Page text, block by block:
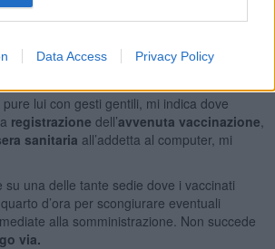
Data Access Privacy Policy
della vaccinazione che riporta l’orario delle
lui con gesti gentili, mi indica dove
registrazione dell’avvenuta vaccinazione
sanitaria all’addetta al computer, mi
su una delle tante sedie dove i vaccinati
d’ora per scongiurare eventuali
alla somministrazione. Non succede
via.